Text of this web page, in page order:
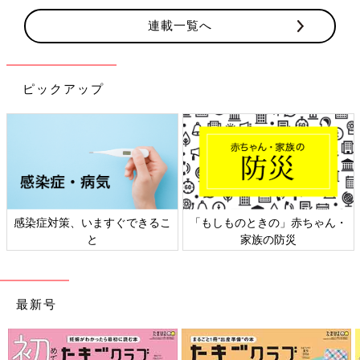
連載一覧へ
ピックアップ
感染症対策、いますぐできるこ
と
「もしものときの」赤ちゃん・
家族の防災
最新号